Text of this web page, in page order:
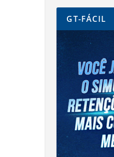
GT-FÁCIL